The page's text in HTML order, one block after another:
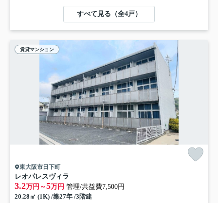
すべて見る（全4戸）
賃貸マンション
東大阪市日下町
レオパレスヴィラ
3.2万円～5万円 管理/共益費7,500円
20.28㎡ (1K) /築27年 /3階建